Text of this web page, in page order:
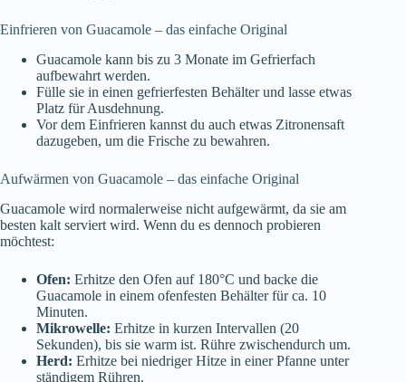
Einfrieren von Guacamole – das einfache Original
Guacamole kann bis zu 3 Monate im Gefrierfach
aufbewahrt werden.
Fülle sie in einen gefrierfesten Behälter und lasse etwas
Platz für Ausdehnung.
Vor dem Einfrieren kannst du auch etwas Zitronensaft
dazugeben, um die Frische zu bewahren.
Aufwärmen von Guacamole – das einfache Original
Guacamole wird normalerweise nicht aufgewärmt, da sie am
besten kalt serviert wird. Wenn du es dennoch probieren
möchtest:
Ofen: Erhitze den Ofen auf 180°C und backe die
Guacamole in einem ofenfesten Behälter für ca. 10
Minuten.
Mikrowelle: Erhitze in kurzen Intervallen (20
Sekunden), bis sie warm ist. Rühre zwischendurch um.
Herd: Erhitze bei niedriger Hitze in einer Pfanne unter
ständigem Rühren.